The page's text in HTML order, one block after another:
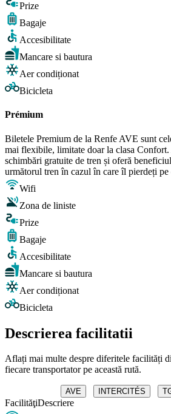
Prize
Bagaje
Accesibilitate
Mancare si bautura
Aer condiționat
Bicicleta
Prémium
Biletele Premium de la Renfe AVE sunt
mai flexibile, limitate doar la clasa Confort.
schimbări gratuite de tren și oferă
următorul tren în cazul în care îl pierdeți pe
Wifi
Zona de liniste
Prize
Bagaje
Accesibilitate
Mancare si bautura
Aer condiționat
Bicicleta
Descrierea facilitatii
Aflați mai multe despre diferitele facilități
fiecare transportator pe această rută.
AVE INTERCITÉS
FacilităţiDescriere